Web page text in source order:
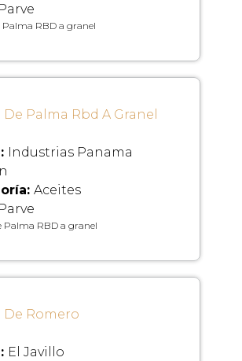
Parve
Palma RBD a granel
Palma Rbd A Granel
Industrias Panama
Aceites
Parve
Palma RBD a granel
De Romero
El Javillo